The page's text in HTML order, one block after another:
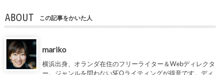
ABOUT この記事をかいた人
mariko
横浜出身、オランダ在住のフリーライター＆Webディレクタ
ー。ジャンルを問わないSEOライティングが得意です。ディ